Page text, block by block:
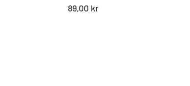
Standard
89,00 kr